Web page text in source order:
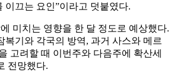
이끄는 요인”이라고 덧붙였다.
미치는 영향을 한 달 정도로 예상했다.
복기와 각국의 방역, 과거 사스와 메르
고려할 때 이번주와 다음주에 확산세
전망했다.